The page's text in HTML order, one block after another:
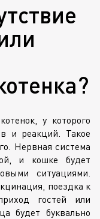
у которого
и реакций. Такое
Нервная система
и кошке будет
ситуациями.
поездка к
гостей или
будет буквально